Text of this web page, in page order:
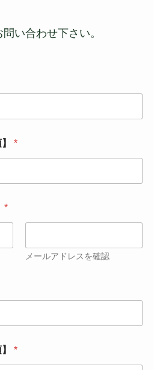
い合わせ下さい。
*
*
メールアドレスを確認
*